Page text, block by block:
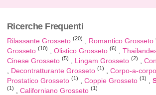
Ricerche Frequenti
Rilassante Grosseto (20) Romantico Grosseto
Grosseto (10) Olistico Grosseto (6)
Cinese Grosseto (5) Lingam Grosseto (2)
Decontratturante Grosseto (1) Corpo-a-
Prostatico Grosseto (1) Coppie Grosseto (1)
(1) Californiano Grosseto (1)